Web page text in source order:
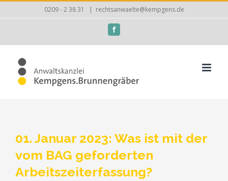
Inhalt
0209 - 2 38 31 | rechtsanwaelte@kempgens.de
01. Januar 2023: Was ist mit der
vom BAG geforderten
Arbeitszeiterfassung?